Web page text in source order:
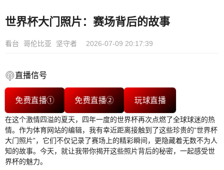
世界杯大门照片：赛场背后的故事
看台 哥伦比亚 坚守者 2026-07-09 20:17:39
直播信号
免费直播① 免费直播② 玩球直播
在这个激情四溢的夏天，四年一度的世界杯再次点燃了全球球迷的热
情。作为体育网站的编辑，我有幸近距离接触到了这些珍贵的“世界杯
大门照片”，它们不仅记录了赛场上的精彩瞬间，更隐藏着无数不为人
知的故事。今天，就让我带你揭开这些照片背后的秘密，一起感受世
界杯的魅力。